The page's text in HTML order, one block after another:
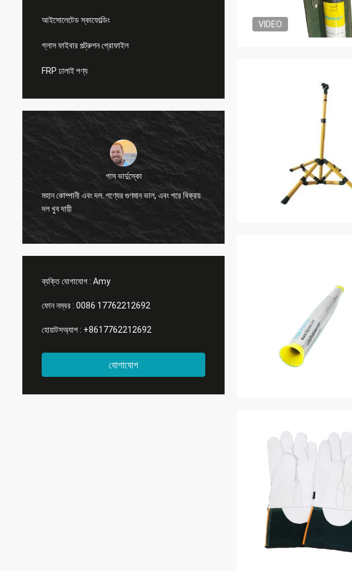
আইসোলেটেড স্কাফোল্ডিং
গ্লাস ফাইবার পল্ট্রুশন প্রোফাইল
FRP ঢালাই পণ্য
গাস ভার্দুস্কো
মহান কোম্পানী এবং দল. পণ্যের গুণমান ভাল, এবং পরে বিক্রয়
দল খুব দায়ী
এডসন পলি জুনিয়র
চমৎকার উজ্জ্বলতা, এখন একটি কার্যকারিতা
ব্যক্তি যোগাযোগ : Amy
ফোন নম্বর : 0086 17762212692
হোয়াটসঅ্যাপ : +8617762212692
যোগাযোগ
VIDEO